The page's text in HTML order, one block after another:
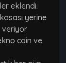
eklendi.
yerine
veriyor
coin ve